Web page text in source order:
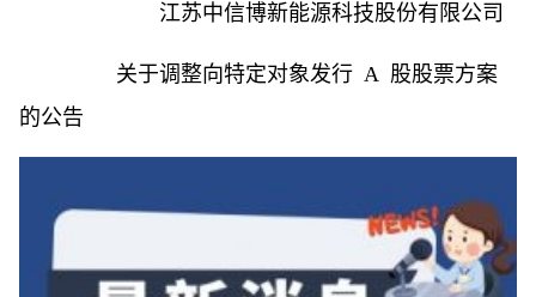
江苏中信博新能源科技股份有限公司
关于调整向特定对象发行 A 股股票方案
的公告